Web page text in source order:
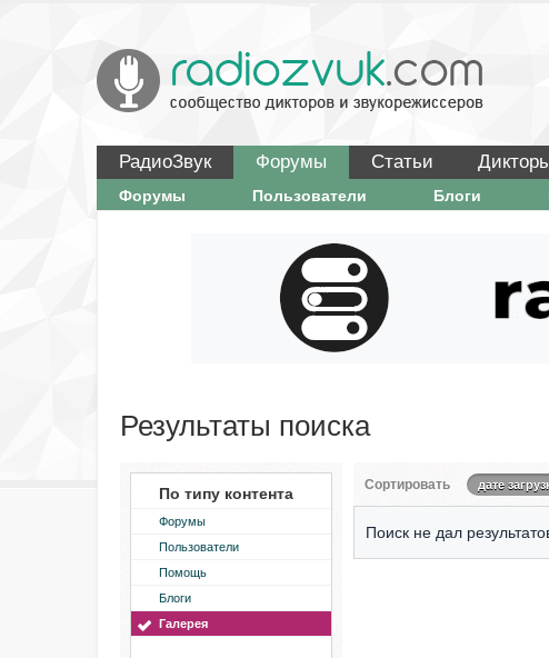
РадиоЗвук Форумы Статьи
Форумы Пользователи Блоги
Результаты поиска
По типу контента
Форумы
Пользователи
Помощь
Блоги
Галерея
Сортировать дате
Поиск не дал